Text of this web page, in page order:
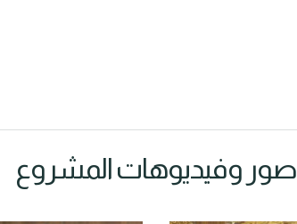
صور وفيديوهات المشروع